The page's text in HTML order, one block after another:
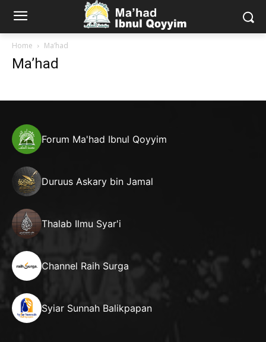
Home Ma’had
Ma’had
Forum Ma'had Ibnul Qoyyim
Duruus Askary bin Jamal
Thalab Ilmu Syar'i
Channel Raih Surga
Syiar Sunnah Balikpapan